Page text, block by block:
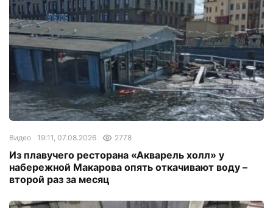
Видео 19:11, 07.08.2026 2778
Из плавучего ресторана «Акварель холл» у
набережной Макарова опять откачивают воду –
второй раз за месяц